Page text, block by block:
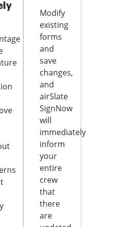
Modify
existing
forms
and
save
changes,
and
airSlate
SignNow
will
immediately
inform
your
entire
crew
that
there
are